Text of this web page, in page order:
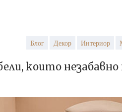
Блог Декор Интериор
които